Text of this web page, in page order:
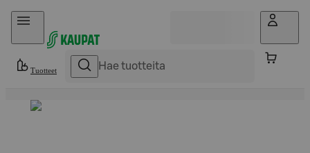
Hyppää sisältöön
Tuotteet